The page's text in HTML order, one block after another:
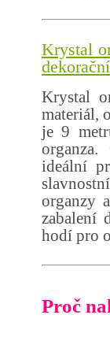
Krystal
Krystal
materiál,
je 9
ideální
organzy
zabalení
hodí pro
Proč